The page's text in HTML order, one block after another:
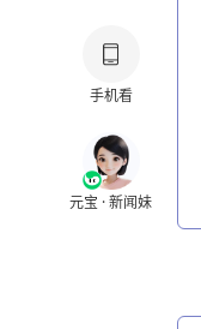
手机看
元宝 · 新闻妹